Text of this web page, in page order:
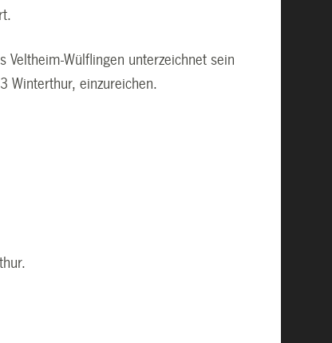
Wülflingen unterzeichnet sein
Winterthur, einzureichen.